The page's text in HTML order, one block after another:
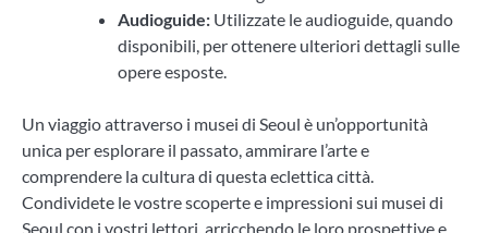
Audioguide: Utilizzate le audioguide, quando
disponibili, per ottenere ulteriori dettagli sulle
opere esposte.
Un viaggio attraverso i musei di Seoul è un’opportunità
unica per esplorare il passato, ammirare l’arte e
comprendere la cultura di questa eclettica città.
Condividete le vostre scoperte e impressioni sui musei di
Seoul con i vostri lettori, arricchendo le loro prospettive e